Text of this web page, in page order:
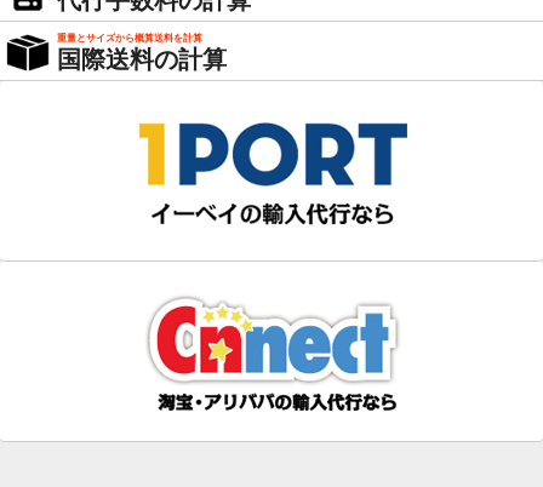
重量とサイズから概算送料を計算
国際送料の計算